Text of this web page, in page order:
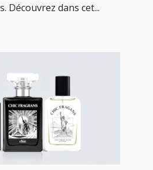
Découvrez dans cet...